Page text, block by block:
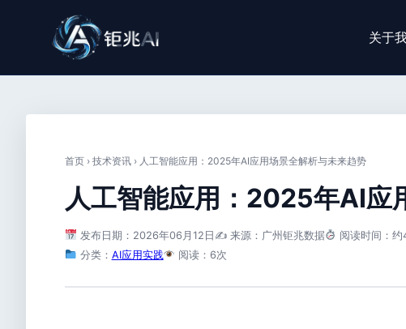
关于
首页 › 技术资讯 › 人工智能应用：2025年AI应用场景全解析与未来趋势
人工智能应用：2025年AI应
发布日期：2026年06月12日 ✍️ 来源：广州钜兆数据
阅读时间：约
分类： AI应用实践 阅读：6次